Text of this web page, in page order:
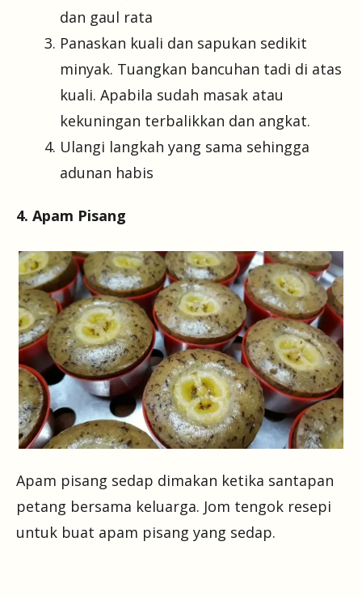
dan gaul rata
Panaskan kuali dan sapukan sedikit
minyak. Tuangkan bancuhan tadi di atas
kuali. Apabila sudah masak atau
kekuningan terbalikkan dan angkat.
Ulangi langkah yang sama sehingga
adunan habis
4. Apam Pisang
Apam pisang sedap dimakan ketika santapan
petang bersama keluarga. Jom tengok resepi
untuk buat apam pisang yang sedap.